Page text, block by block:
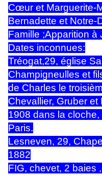
Cœur et Marguerite-
Bernadette et Notre-
Famille ;Apparition à
Dates inconnues:
Tréogat,29, église
Champigneulles et
de Charles le
Chevallier, Gruber
1908 dans la
Paris.
Lesneven, 29,
1882
FIG, chevet, 2 baies